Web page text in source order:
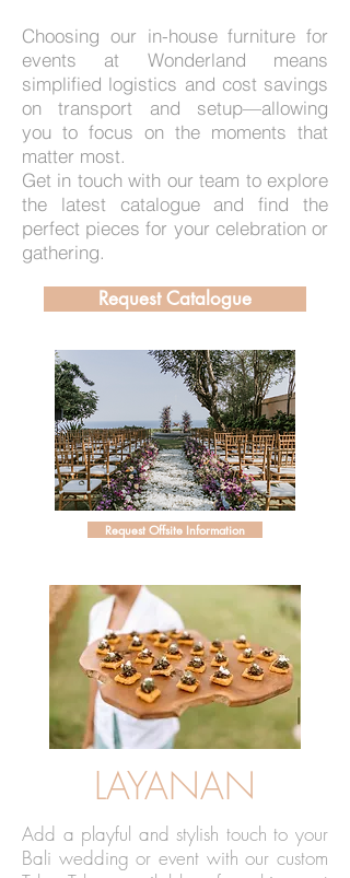
Choosing our in-house furniture for
events at Wonderland means
simplified logistics and cost savings
on transport and setup—allowing
you to focus on the moments that
matter most.
Get in touch with our team to explore
the latest catalogue and find the
perfect pieces for your celebration or
gathering.
Request Catalogue
Request Offsite Information
LAYANAN
Add a playful and stylish touch to your
Bali wedding or event with our custom